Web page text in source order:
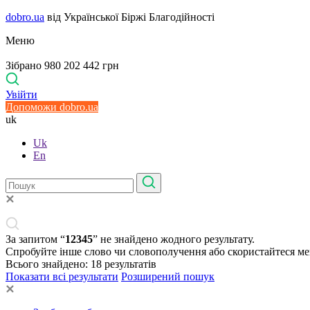
dobro.ua від Української Біржі Благодійності
Меню
Зібрано 980 202 442 грн
Увійти
Допоможи dobro.ua
uk
Uk
En
За запитом “12345” не знайдено жодного результату.
Спробуйте інше слово чи словополучення або скористайтеся
Всього знайдено: 18 результатів
Показати всі результати Розширений пошук